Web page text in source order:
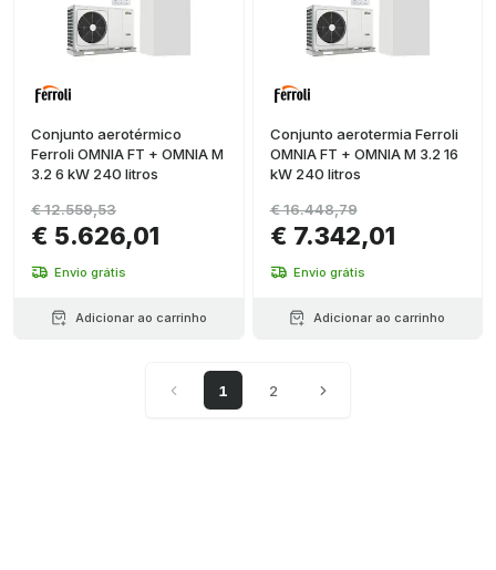
Conjunto aerotérmico
Ferroli OMNIA FT + OMNIA M
3.2 6 kW 240 litros
€ 5.626,01
€ 12.559,53
Envio grátis
Adicionar ao carrinho
Conjunto aerotermia Ferroli
OMNIA FT + OMNIA M 3.2 16
kW 240 litros
€ 7.342,01
€ 16.448,79
Envio grátis
Adicionar ao carrinho
1 2